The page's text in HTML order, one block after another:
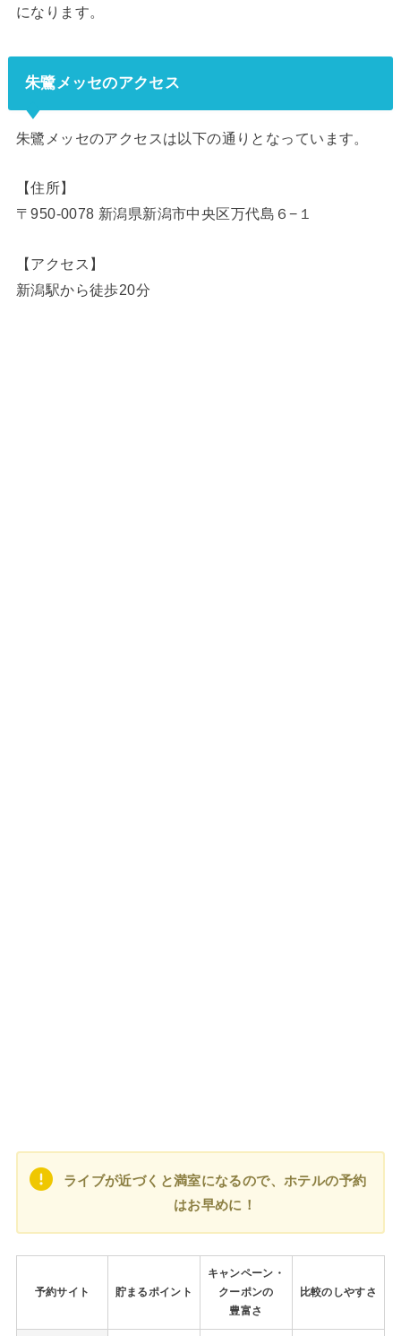
になります。
朱鷺メッセのアクセス
朱鷺メッセのアクセスは以下の通りとなっています。
【住所】
〒950-0078 新潟県新潟市中央区万代島６−１
【アクセス】
新潟駅から徒歩20分
ライブが近づくと満室になるので、ホテルの予約
はお早めに！
予約サイト 貯まるポイント
キャンペーン・
クーポンの
豊富さ
比較のしやすさ